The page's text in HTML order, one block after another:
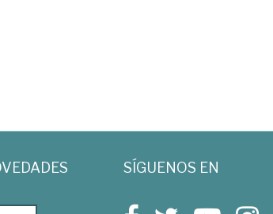
SÍGUENOS EN